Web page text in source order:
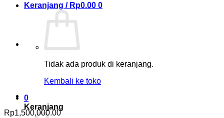
Keranjang / Rp0.00 0
Tidak ada produk di keranjang.
Kembali ke toko
0
Keranjang
Rp1,500,000.00